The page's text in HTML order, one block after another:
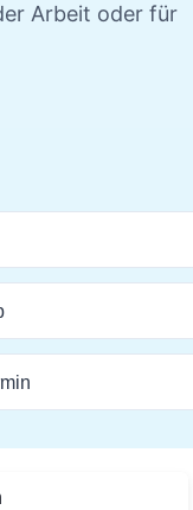
Arbeit oder für